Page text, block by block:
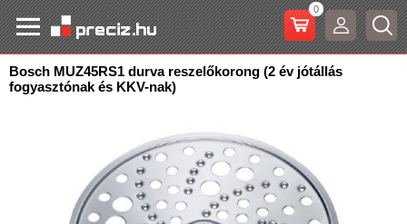
0
Bosch MUZ45RS1 durva reszelőkorong (2 év jótállás
fogyasztónak és KKV-nak)